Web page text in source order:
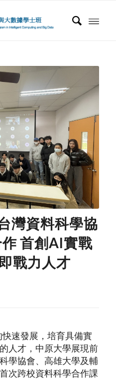
灣資料科學協
首創AI實戰
戰力人才
速發展，培育具備實
人才，中原大學展現前
學協會、高雄大學及輔
次跨校資料科學合作課